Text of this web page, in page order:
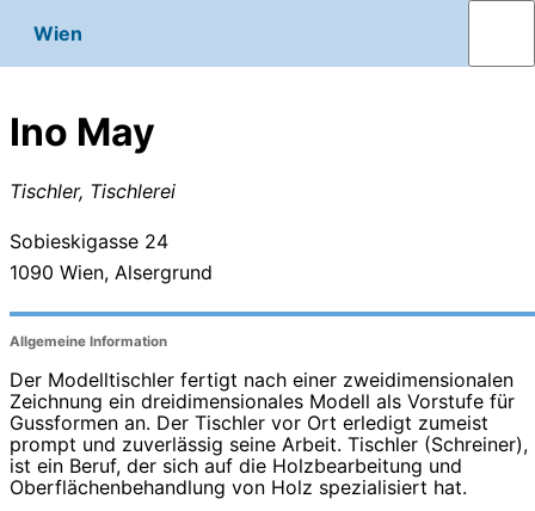
Wien
Ino May
Tischler, Tischlerei
Sobieskigasse 24
1090 Wien, Alsergrund
Allgemeine Information
Der Modelltischler fertigt nach einer zweidimensionalen
Zeichnung ein dreidimensionales Modell als Vorstufe für
Gussformen an. Der Tischler vor Ort erledigt zumeist
prompt und zuverlässig seine Arbeit. Tischler (Schreiner),
ist ein Beruf, der sich auf die Holzbearbeitung und
Oberflächenbehandlung von Holz spezialisiert hat.